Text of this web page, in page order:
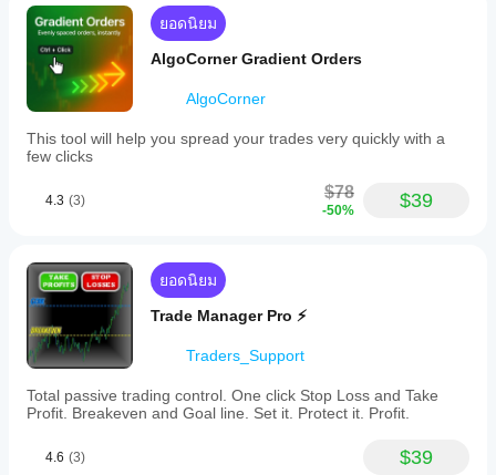
ยอดนิยม
AlgoCorner Gradient Orders
AlgoCorner
This tool will help you spread your trades very quickly with a
few clicks
4.3 (3) $78
-50% $39
ยอดนิยม
Trade Manager Pro ⚡
Traders_Support
Total passive trading control. One click Stop Loss and Take
Profit. Breakeven and Goal line. Set it. Protect it. Profit.
4.6 (3) $39